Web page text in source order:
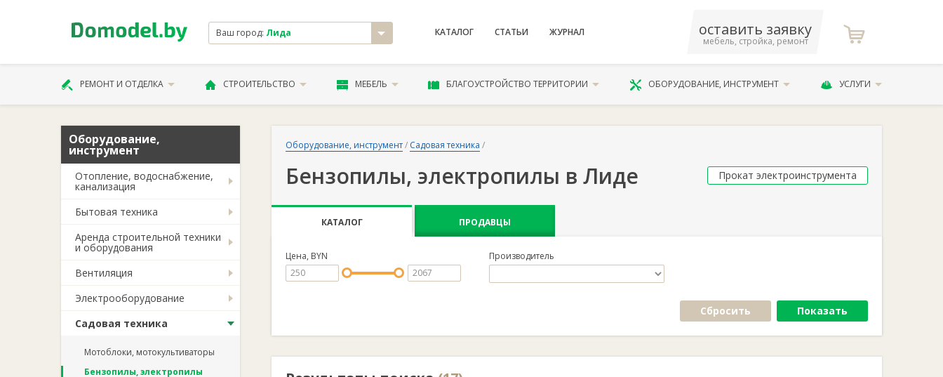
Ваш город: Лида КАТАЛОГ СТАТЬИ ЖУРНАЛ оставить заявку
мебель, стройка, ремонт
РЕМОНТ И ОТДЕЛКА СТРОИТЕЛЬСТВО МЕБЕЛЬ БЛАГОУСТРОЙСТВО ТЕРРИТОРИИ ОБОРУДОВАНИЕ, ИНСТРУМЕНТ УСЛУГИ
Оборудование,
инструмент
Отопление, водоснабжение,
канализация
Бытовая техника
Аренда строительной техники
и оборудования
Вентиляция
Электрооборудование
Садовая техника
Мотоблоки, мотокультиваторы
Бензопилы, электропилы
Оборудование, инструмент/ Садовая техника /
Бензопилы, электропилы в Лиде Прокат электроинструмента
КАТАЛОГ ПРОДАВЦЫ
Цена, BYN Производитель
Сбросить Показать